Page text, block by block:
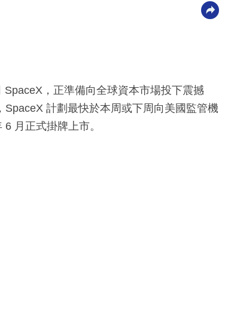
，正準備向全球資本市場投下震撼
計劃最快於本周或下周向美國監管機
月正式掛牌上市。